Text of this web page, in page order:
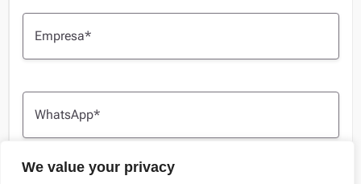
We value your privacy